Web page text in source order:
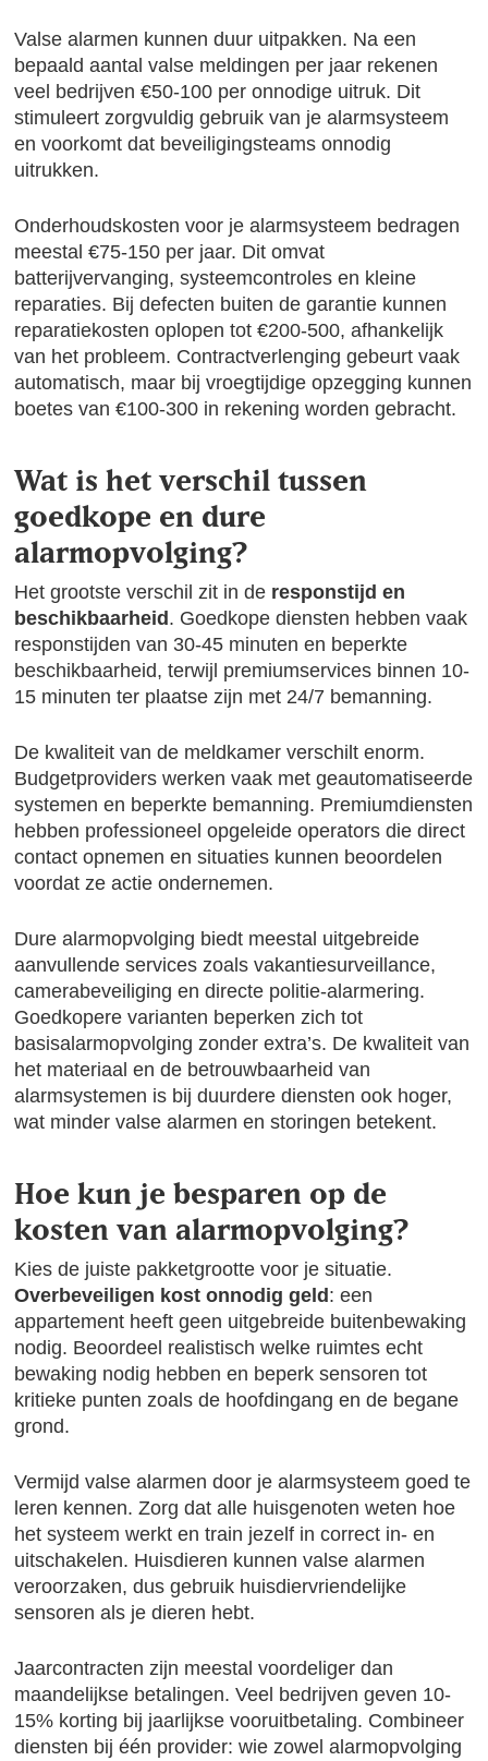
Valse alarmen kunnen duur uitpakken. Na een
bepaald aantal valse meldingen per jaar rekenen
veel bedrijven €50-100 per onnodige uitruk. Dit
stimuleert zorgvuldig gebruik van je alarmsysteem
en voorkomt dat beveiligingsteams onnodig
uitrukken.
Onderhoudskosten voor je alarmsysteem bedragen
meestal €75-150 per jaar. Dit omvat
batterijvervanging, systeemcontroles en kleine
reparaties. Bij defecten buiten de garantie kunnen
reparatiekosten oplopen tot €200-500, afhankelijk
van het probleem. Contractverlenging gebeurt vaak
automatisch, maar bij vroegtijdige opzegging kunnen
boetes van €100-300 in rekening worden gebracht.
Wat is het verschil tussen
goedkope en dure
alarmopvolging?
Het grootste verschil zit in de responstijd en
beschikbaarheid . Goedkope diensten hebben vaak
responstijden van 30-45 minuten en beperkte
beschikbaarheid, terwijl premiumservices binnen 10-
15 minuten ter plaatse zijn met 24/7 bemanning.
De kwaliteit van de meldkamer verschilt enorm.
Budgetproviders werken vaak met geautomatiseerde
systemen en beperkte bemanning. Premiumdiensten
hebben professioneel opgeleide operators die direct
contact opnemen en situaties kunnen beoordelen
voordat ze actie ondernemen.
Dure alarmopvolging biedt meestal uitgebreide
aanvullende services zoals vakantiesurveillance,
camerabeveiliging en directe politie-alarmering.
Goedkopere varianten beperken zich tot
basisalarmopvolging zonder extra’s. De kwaliteit van
het materiaal en de betrouwbaarheid van
alarmsystemen is bij duurdere diensten ook hoger,
wat minder valse alarmen en storingen betekent.
Hoe kun je besparen op de
kosten van alarmopvolging?
Kies de juiste pakketgrootte voor je situatie.
Overbeveiligen kost onnodig geld : een
appartement heeft geen uitgebreide buitenbewaking
nodig. Beoordeel realistisch welke ruimtes echt
bewaking nodig hebben en beperk sensoren tot
kritieke punten zoals de hoofdingang en de begane
grond.
Vermijd valse alarmen door je alarmsysteem goed te
leren kennen. Zorg dat alle huisgenoten weten hoe
het systeem werkt en train jezelf in correct in- en
uitschakelen. Huisdieren kunnen valse alarmen
veroorzaken, dus gebruik huisdiervriendelijke
sensoren als je dieren hebt.
Jaarcontracten zijn meestal voordeliger dan
maandelijkse betalingen. Veel bedrijven geven 10-
15% korting bij jaarlijkse vooruitbetaling. Combineer
diensten bij één provider: wie zowel alarmopvolging